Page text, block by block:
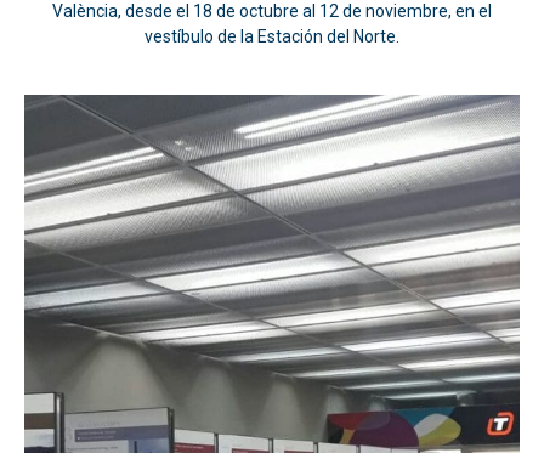
València, desde el 18 de octubre al 12 de noviembre, en el
vestíbulo de la Estación del Norte.